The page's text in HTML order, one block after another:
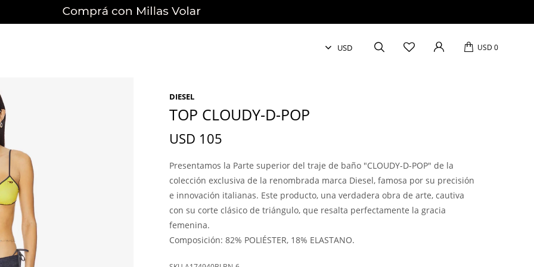
USD 0
DIESEL
TOP CLOUDY-D-POP
USD 105
Presentamos la Parte superior del traje de baño "CLOUDY-D-POP" de la
colección exclusiva de la renombrada marca Diesel, famosa por su precisión
e innovación italianas. Este producto, una verdadera obra de arte, cautiva
con su corte clásico de triángulo, que resalta perfectamente la gracia
femenina.
Composición: 82% POLIÉSTER, 18% ELASTANO.